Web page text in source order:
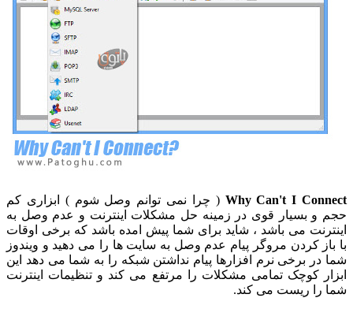
Why Can't I Connect( چرا نمی توانم وصل شوم ) ابزاری کم
حجم و بسیار قوی در زمینه حل مشکلات اینترنت و عدم وصل به
اینترنت می باشد ، شاید برای شما پیش امده باشد که برخی اوقات
با باز کردن مروگر پیام عدم وصل به سایت ها را می دهید و ویندوز
شما در برخی نرم افزارها پیام نداشتن شبکه را به شما می دهد این
ابزار کوچک تمامی مشکلات را مرتفع می کند و تنظیمات اینترنت
شما را ریست می کند.